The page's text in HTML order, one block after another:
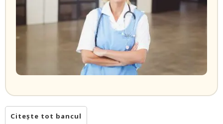
Citește tot bancul